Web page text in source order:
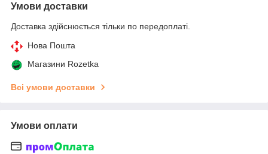
Умови доставки
Доставка здійснюється тільки по передоплаті.
Нова Пошта
Магазини Rozetka
Всі умови доставки
Умови оплати